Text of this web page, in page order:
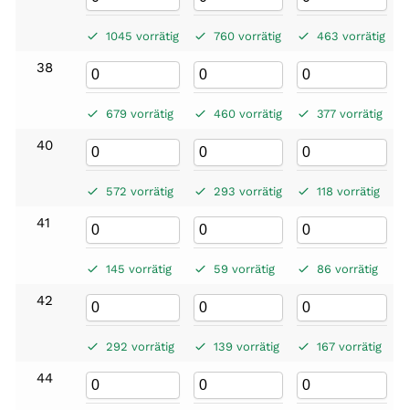
1045 vorrätig 760 vorrätig 463 vorrätig
38
679 vorrätig 460 vorrätig 377 vorrätig
40
572 vorrätig 293 vorrätig 118 vorrätig
41
145 vorrätig 59 vorrätig 86 vorrätig
42
292 vorrätig 139 vorrätig 167 vorrätig
44